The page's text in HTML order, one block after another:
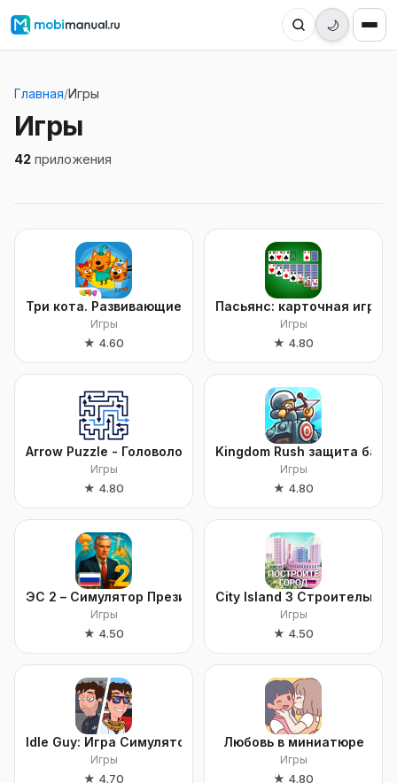
🌙
Главная/Игры
Игры
42 приложения
Три кота. Развивающие игры
Игры
★ 4.60
Пасьянс: карточная игра
Игры
★ 4.80
Arrow Puzzle - Головоломки
Игры
★ 4.80
Kingdom Rush защита
Игры
★ 4.80
ЭС 2 – Симулятор Президента
Игры
★ 4.50
City Island 3 Строительный
Игры
★ 4.50
Idle Guy: Игра Симулятор Жизни
Игры
★ 4.70
Любовь в миниатюре
Игры
★ 4.80